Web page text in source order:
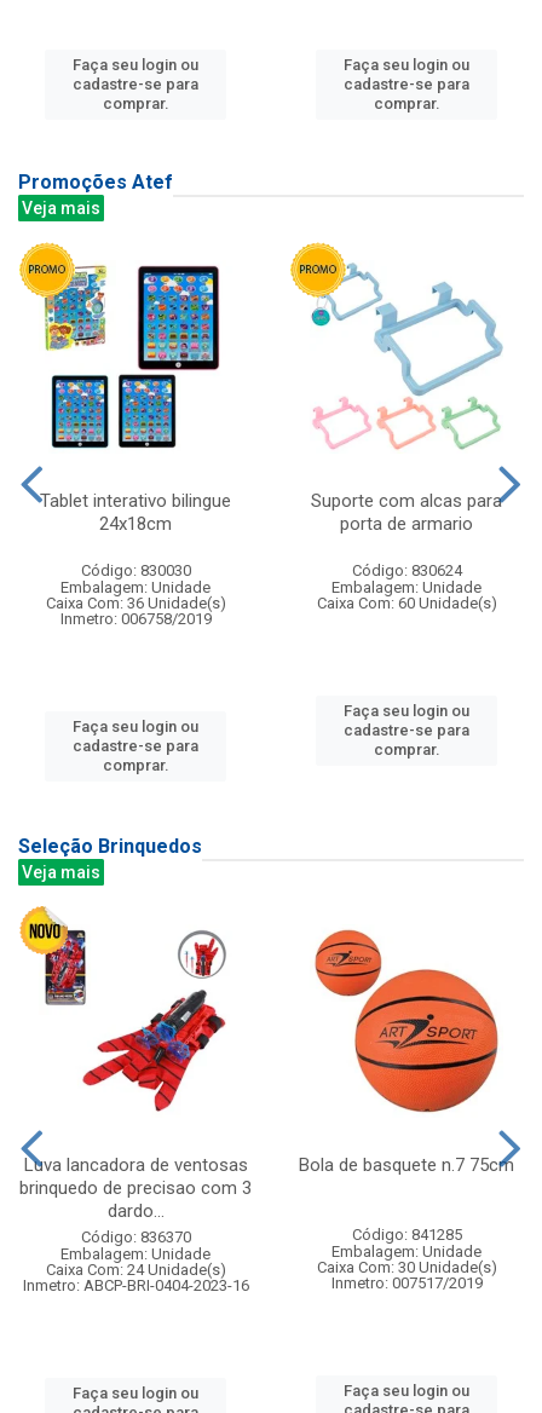
Faça seu login ou
cadastre-se para
comprar.
Faça seu login ou
cadastre-se para
comprar.
Promoções Atef
Veja mais
Tablet interativo bilingue
24x18cm
Código: 830030
Embalagem: Unidade
Caixa Com: 36 Unidade(s)
Inmetro: 006758/2019
Faça seu login ou
cadastre-se para
comprar.
Suporte com alcas para
porta de armario
Código: 830624
Embalagem: Unidade
Caixa Com: 60 Unidade(s)
Faça seu login ou
cadastre-se para
comprar.
Seleção Brinquedos
Veja mais
Luva lancadora de ventosas
brinquedo de precisao com 3
dardo...
Código: 836370
Embalagem: Unidade
Caixa Com: 24 Unidade(s)
Inmetro: ABCP-BRI-0404-2023-16
Faça seu login ou
Bola de basquete n.7 75cm
Código: 841285
Embalagem: Unidade
Caixa Com: 30 Unidade(s)
Inmetro: 007517/2019
Faça seu login ou